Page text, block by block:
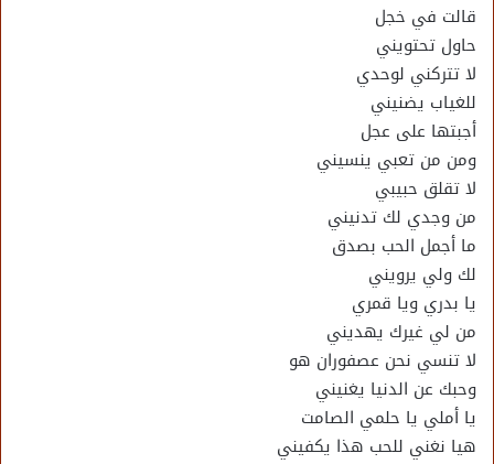
قالت في خجل
حاول تحتويني
لا تتركني لوحدي
للغياب يضنيني
أجبتها على عجل
ومن من تعبي ينسيني
لا تقلق حبيبي
من وجدي لك تدنيني
ما أجمل الحب بصدق
لك ولي يرويني
يا بدري ويا قمري
من لي غيرك يهديني
لا تنسي نحن عصفوران هو
وحبك عن الدنيا يغنيني
يا أملي يا حلمي الصامت
هيا نغني للحب هذا يكفيني